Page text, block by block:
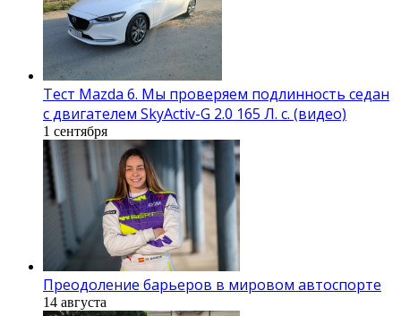
Тест Mazda 6. Мы проверяем подлинность седан
с двигателем SkyActiv-G 2.0 165 Л. с. (видео)
1 сентября
Преодоление барьеров в мировом автоспорте
14 августа